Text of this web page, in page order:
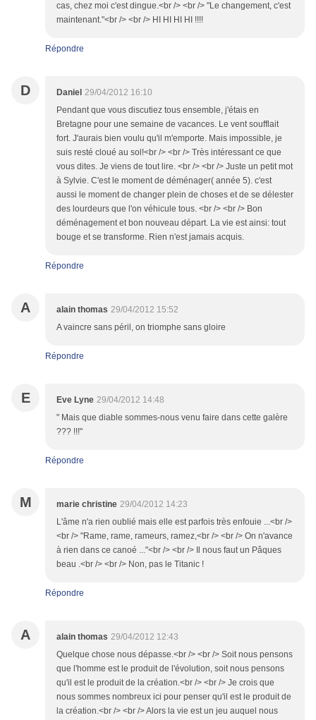
cas, chez moi c'est dingue.<br /> <br /> "Le changement, c'est
maintenant."<br /> <br /> HI HI HI HI !!!!
Répondre
D Daniel 29/04/2012 16:10
Pendant que vous discutiez tous ensemble, j'étais en
Bretagne pour une semaine de vacances. Le vent soufflait
fort. J'aurais bien voulu qu'il m'emporte. Mais impossible, je
suis resté cloué au sol!<br /> <br /> Très intéressant ce que
vous dites. Je viens de tout lire. <br /> <br /> Juste un petit mot
à Sylvie. C'est le moment de déménager( année 5). c'est
aussi le moment de changer plein de choses et de se délester
des lourdeurs que l'on véhicule tous. <br /> <br /> Bon
déménagement et bon nouveau départ. La vie est ainsi: tout
bouge et se transforme. Rien n'est jamais acquis.
Répondre
A alain thomas 29/04/2012 15:52
A vaincre sans péril, on triomphe sans gloire
Répondre
E Eve Lyne 29/04/2012 14:48
" Mais que diable sommes-nous venu faire dans cette galère
??? !!!"
Répondre
M marie christine 29/04/2012 14:23
L'âme n'a rien oublié mais elle est parfois très enfouie ...<br />
<br /> "Rame, rame, rameurs, ramez,<br /> <br /> On n'avance
à rien dans ce canoé ..."<br /> <br /> Il nous faut un Pâques
beau .<br /> <br /> Non, pas le Titanic !
Répondre
A alain thomas 29/04/2012 12:43
Quelque chose nous dépasse.<br /> <br /> Soit nous pensons
que l'homme est le produit de l'évolution, soit nous pensons
qu'il est le produit de la création.<br /> <br /> Je crois que
nous sommes nombreux ici pour penser qu'il est le produit de
la création.<br /> <br /> Alors la vie est un jeu auquel nous